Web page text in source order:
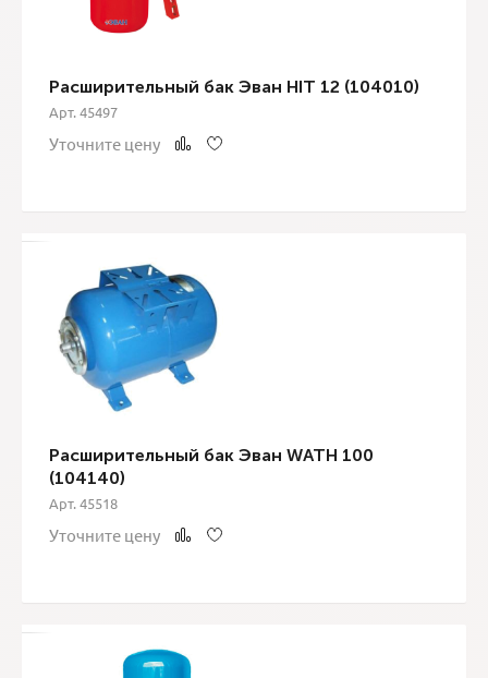
Расширительный бак Эван HIT 12 (104010)
Арт. 45497
Уточните цену
Расширительный бак Эван WATH 100
(104140)
Арт. 45518
Уточните цену